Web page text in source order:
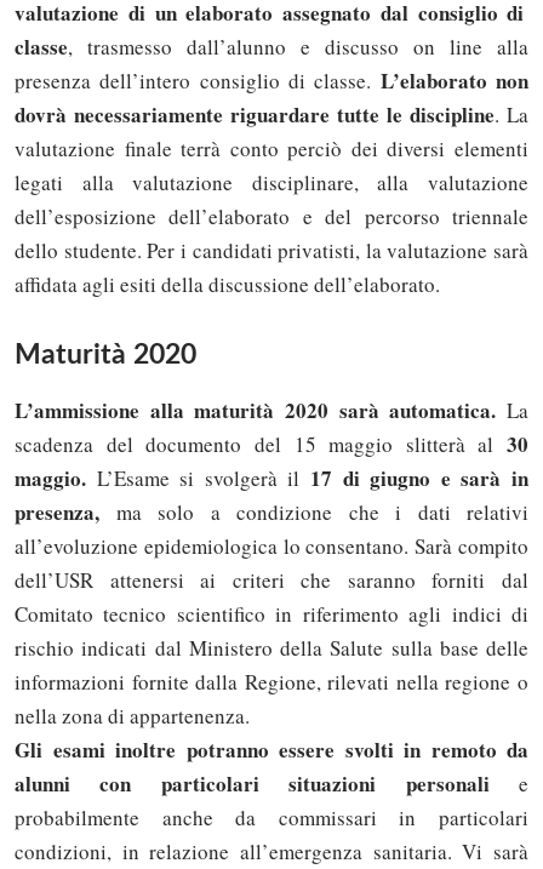
valutazione di un elaborato assegnato dal consiglio di
classe, trasmesso dall’alunno e discusso on line alla
presenza dell’intero consiglio di classe. L’elaborato non
dovrà necessariamente riguardare tutte le discipline. La
valutazione finale terrà conto perciò dei diversi elementi
legati alla valutazione disciplinare, alla valutazione
dell’esposizione dell’elaborato e del percorso triennale
dello studente. Per i candidati privatisti, la valutazione sarà
affidata agli esiti della discussione dell’elaborato.
Maturità 2020
L’ammissione alla maturità 2020 sarà automatica. La
scadenza del documento del 15 maggio slitterà al 30
maggio. L’Esame si svolgerà il 17 di giugno e sarà in
presenza, ma solo a condizione che i dati relativi
all’evoluzione epidemiologica lo consentano. Sarà compito
dell’USR attenersi ai criteri che saranno forniti dal
Comitato tecnico scientifico in riferimento agli indici di
rischio indicati dal Ministero della Salute sulla base delle
informazioni fornite dalla Regione, rilevati nella regione o
nella zona di appartenenza.
Gli esami inoltre potranno essere svolti in remoto da
alunni con particolari situazioni personali e
probabilmente anche da commissari in particolari
condizioni, in relazione all’emergenza sanitaria. Vi sarà